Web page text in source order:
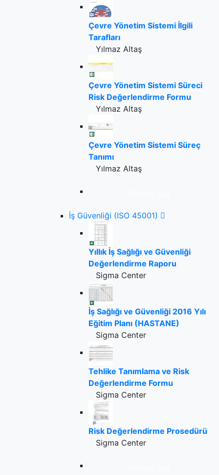
Çevre Yönetim Sistemi İlgili
Tarafları
Yılmaz Altaş
Çevre Yönetim Sistemi Süreci
Risk Değerlendirme Formu
Yılmaz Altaş
Çevre Yönetim Sistemi Süreç
Tanımı
Yılmaz Altaş
İş Güvenliği (ISO 45001)
Yıllık İş Sağlığı ve Güvenliği
Değerlendirme Raporu
Sigma Center
İş Sağlığı ve Güvenliği 2016 Yılı
Eğitim Planı (HASTANE)
Sigma Center
Tehlike Tanımlama ve Risk
Değerlendirme Formu
Sigma Center
Risk Değerlendirme Prosedürü
Sigma Center